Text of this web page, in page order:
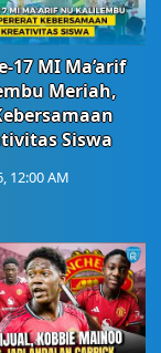
17 MI Ma’arif
Meriah,
Siswa
12:00 AM